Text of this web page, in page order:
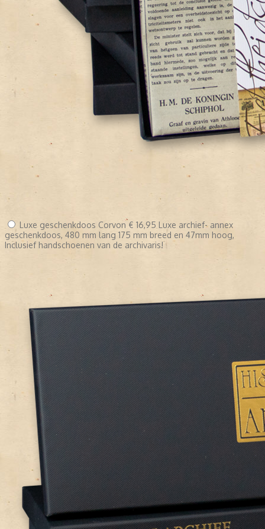
Luxe geschenkdoos Corvon € 16,95 Luxe archief- annex
geschenkdoos, 480 mm lang 175 mm breed en 47mm hoog,
Inclusief handschoenen van de archivaris!